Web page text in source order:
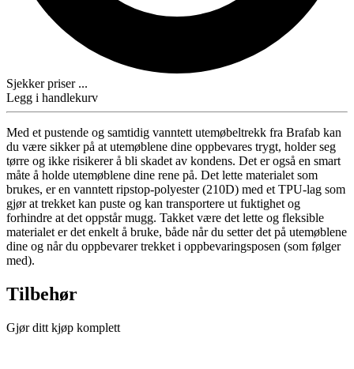
Sjekker priser ...
Legg i handlekurv
Med et pustende og samtidig vanntett utemøbeltrekk fra Brafab kan
du være sikker på at utemøblene dine oppbevares trygt, holder seg
tørre og ikke risikerer å bli skadet av kondens. Det er også en smart
måte å holde utemøblene dine rene på. Det lette materialet som
brukes, er en vanntett ripstop-polyester (210D) med et TPU-lag som
gjør at trekket kan puste og kan transportere ut fuktighet og
forhindre at det oppstår mugg. Takket være det lette og fleksible
materialet er det enkelt å bruke, både når du setter det på utemøblene
dine og når du oppbevarer trekket i oppbevaringsposen (som følger
med).
Tilbehør
Gjør ditt kjøp komplett